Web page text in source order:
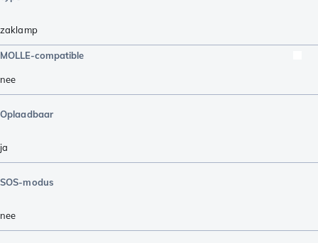
zaklamp
MOLLE-compatible
nee
Oplaadbaar
ja
SOS-modus
nee